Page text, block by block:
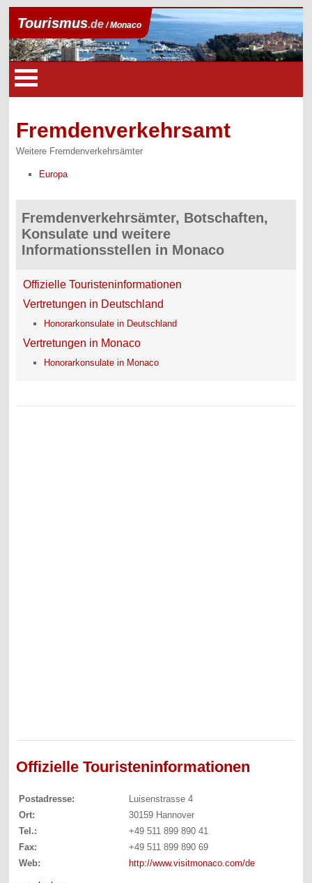
Tourismus.de/ Monaco
Fremdenverkehrsamt
Weitere Fremdenverkehrsämter
Europa
Fremdenverkehrsämter, Botschaften,
Konsulate und weitere
Informationsstellen in Monaco
Offizielle Touristeninformationen
Vertretungen in Deutschland
Honorarkonsulate in Deutschland
Vertretungen in Monaco
Honorarkonsulate in Monaco
Offizielle Touristeninformationen
Postadresse:
Luisenstrasse 4
Ort:
30159 Hannover
Tel.:
+49 511 899 890 41
Fax:
+49 511 899 890 69
Web:
http://www.visitmonaco.com/de